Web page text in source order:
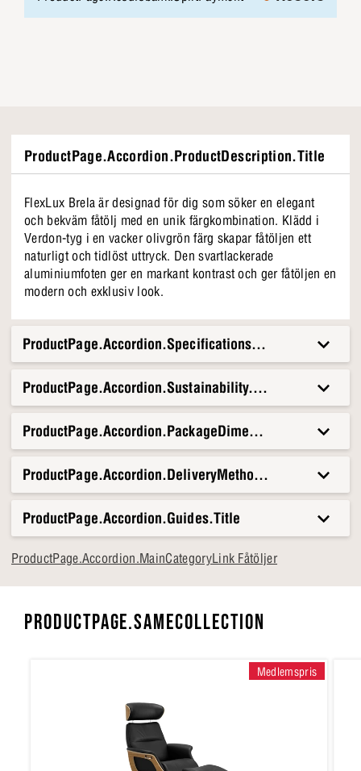
ProductPage.Accordion.ProductDescription.Title
FlexLux Brela är designad för dig som söker en elegant
och bekväm fåtölj med en unik färgkombination. Klädd i
Verdon-tyg i en vacker olivgrön färg skapar fåtöljen ett
naturligt och tidlöst uttryck. Den svartlackerade
aluminiumfoten ger en markant kontrast och ger fåtöljen en
modern och exklusiv look.
ProductPage.Accordion.Specifications.Title
ProductPage.Accordion.Sustainability.Title
ProductPage.Accordion.DeliveryMethods.Title
ProductPage.Accordion.Guides.Title
ProductPage.Accordion.MainCategoryLink Fåtöljer
PRODUCTPAGE.SAMECOLLECTION
Medlemspris